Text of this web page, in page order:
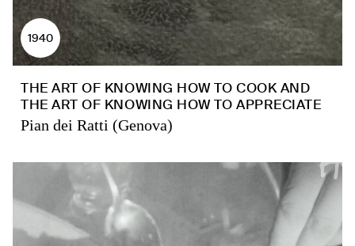
1940
THE ART OF KNOWING HOW TO COOK AND
THE ART OF KNOWING HOW TO APPRECIATE
Pian dei Ratti (Genova)